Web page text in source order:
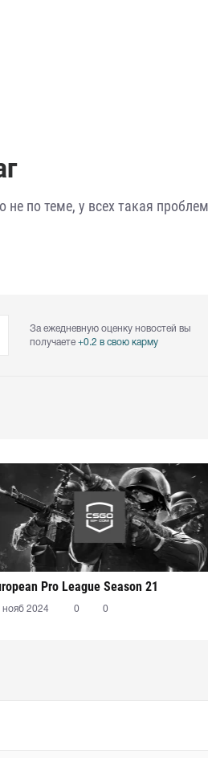
не по теме, у всех такая
За ежедневную оценку новостей вы
получаете +0.2 в свою карму
Pro League Season 21
нояб 2024 0 0